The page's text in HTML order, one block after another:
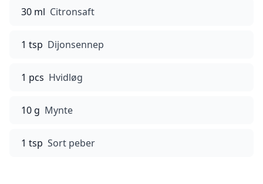
30 ml Citronsaft
1 tsp Dijonsennep
1 pcs Hvidløg
10 g Mynte
1 tsp Sort peber